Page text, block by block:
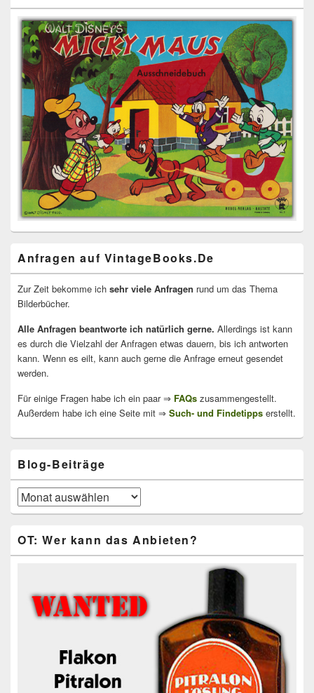
Anfragen auf VintageBooks.De
Zur Zeit bekomme ich sehr viele Anfragen rund um das Thema
Bilderbücher.
Alle Anfragen beantworte ich natürlich gerne. Allerdings ist kann
es durch die Vielzahl der Anfragen etwas dauern, bis ich antworten
kann. Wenn es eilt, kann auch gerne die Anfrage erneut gesendet
werden.
Für einige Fragen habe ich ein paar ⇒ FAQs zusammengestellt.
Außerdem habe ich eine Seite mit ⇒ Such- und Findetipps erstellt.
Blog-Beiträge
Blog-
Beiträge
OT: Wer kann das Anbieten?